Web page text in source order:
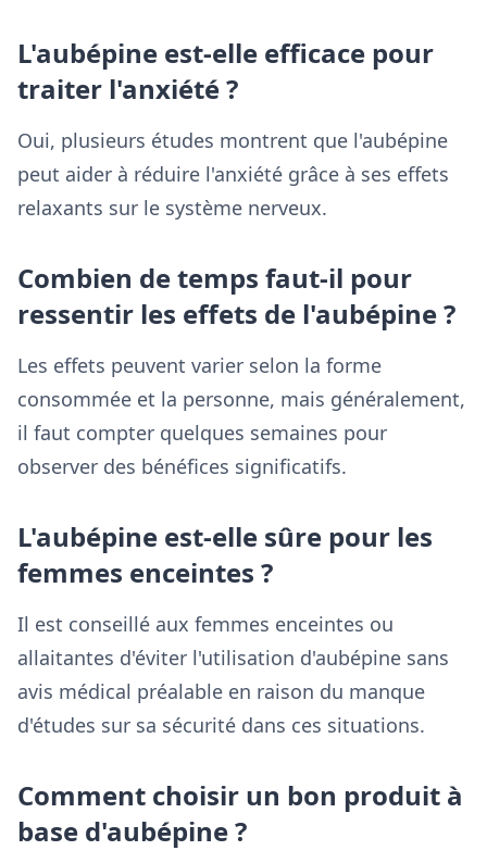
L'aubépine est-elle efficace pour
traiter l'anxiété ?
Oui, plusieurs études montrent que l'aubépine
peut aider à réduire l'anxiété grâce à ses effets
relaxants sur le système nerveux.
Combien de temps faut-il pour
ressentir les effets de l'aubépine ?
Les effets peuvent varier selon la forme
consommée et la personne, mais généralement,
il faut compter quelques semaines pour
observer des bénéfices significatifs.
L'aubépine est-elle sûre pour les
femmes enceintes ?
Il est conseillé aux femmes enceintes ou
allaitantes d'éviter l'utilisation d'aubépine sans
avis médical préalable en raison du manque
d'études sur sa sécurité dans ces situations.
Comment choisir un bon produit à
base d'aubépine ?